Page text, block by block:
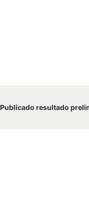
Publicado resultado